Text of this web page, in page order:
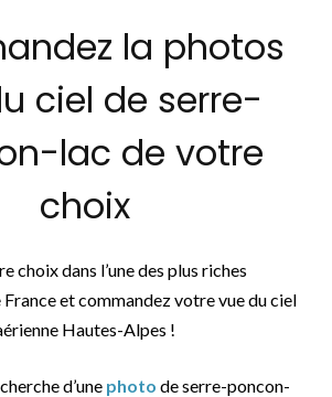
la photos
ciel de serre-
lac de votre
choix
choix dans l’une des plus riches
et commandez votre vue du ciel
Hautes-Alpes !
d’une photo de serre-poncon-